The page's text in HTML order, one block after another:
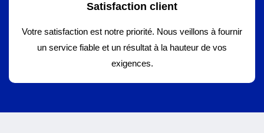
Satisfaction client
Votre satisfaction est notre priorité. Nous veillons à fournir
un service fiable et un résultat à la hauteur de vos
exigences.